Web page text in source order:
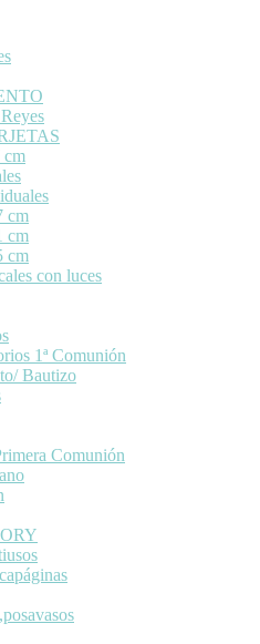
cm
cm
cm
cm
con luces
1ª Comunión
Bautizo
Comunión